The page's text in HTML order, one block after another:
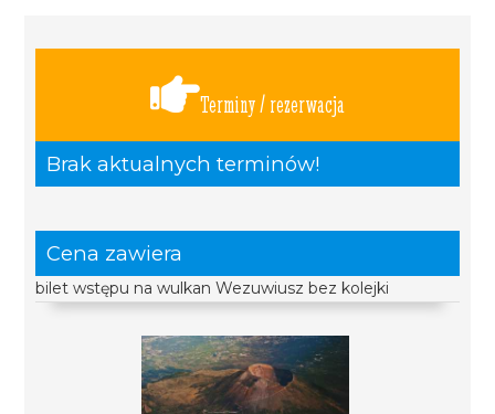
Terminy / rezerwacja
Brak aktualnych terminów!
Cena zawiera
bilet wstępu na wulkan Wezuwiusz bez kolejki